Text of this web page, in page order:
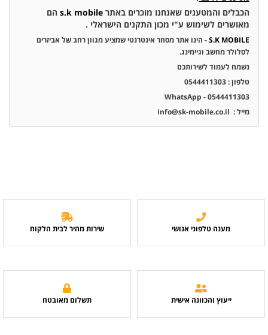
הכבלים והמטענים שאנחנו מוכרים באתר s.k mobile הם
מאושרים לשימוש ע"י מכון התקנים הישראלי .
S.K MOBILE- הינו אתר מסחר אינטרנטי שמציע מגוון רחב של אביזרים
לסלולר מחשב וגיימינג.
נשמח לעמוד לשירותכם
טלפון : 0544411303
0544411303 - WhatsApp
מייל : info@sk-mobile.co.il
מענה טלפוני אנושי שירות מהיר לבית הלקוח
ייעוץ והכוונה אישית תשלום מאובטח